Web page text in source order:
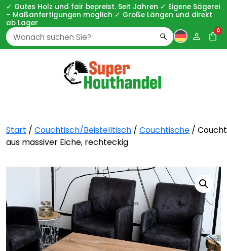
✓ Gutes Holz und fair bepreist. Seit Jahren ✓ Eigene Sägerei
– Maßanfertigungen möglich ✓ Große Längen und direkt
ab Lager
Zoeken
naar:
0
Start / Couchtisch/Beistelltisch / Couchtische /
aus massiver Eiche, rechteckig